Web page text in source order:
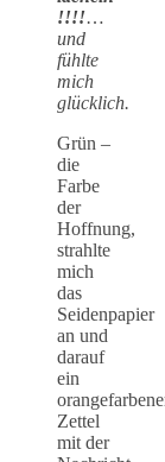
!!!!…
und
fühlte
mich
glücklich.
Grün –
die
Farbe
der
Hoffnung,
strahlte
mich
das
Seidenpapier
an und
darauf
ein
Zettel
mit der